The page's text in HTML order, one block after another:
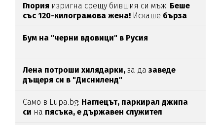
Глория изригна срещу бившия си мъж: Беше
със 120-килограмова жена! Искаше бърза
Бум на "черни вдовици" в Русия
Лена потроши хилядарки,за да заведе
дъщеря си в "Дисниленд"
Само в Lupa.bg: Наглецът, паркирал джипа
си на пясъка, е държавен служител